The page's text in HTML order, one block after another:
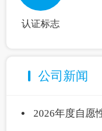
认证标志
公司新闻
2026年度自愿